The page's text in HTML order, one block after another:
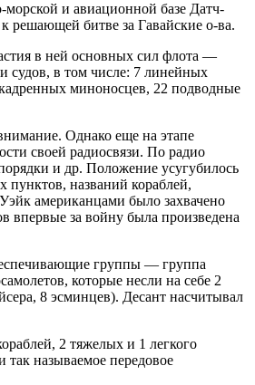
и авиационной базе Датч-
решающей битве за Гавайские о-ва.
в ней основных сил флота —
судов, в том числе: 7 линейных
миноносцев, 22 подводные
Однако еще на этапе
своей радиосвязи. По радио
и др. Положение усугубилось
названий кораблей,
американцами было захвачено
впервые за войну была произведена
группы — группа
которые несли на себе 2
8 эсминцев). Десант насчитывал
2 тяжелых и 1 легкого
называемое передовое